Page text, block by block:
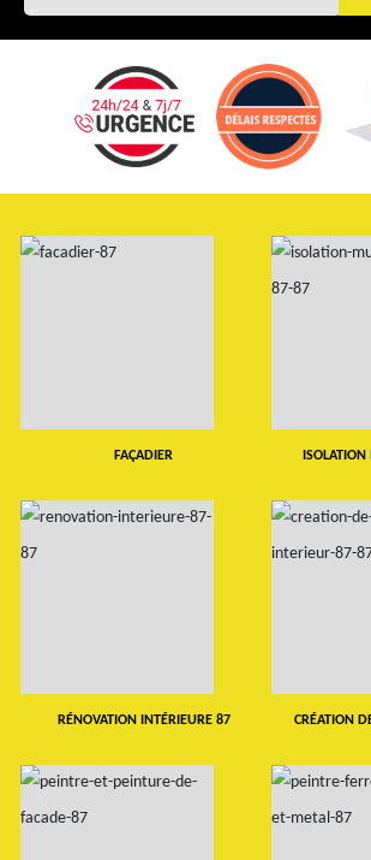
FAÇADIER
RÉNOVATION INTÉRIEURE 87 CRÉATION